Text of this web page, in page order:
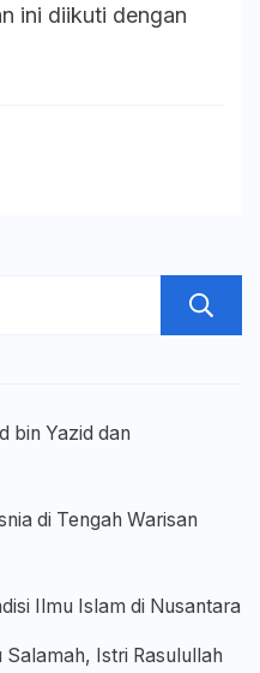
Antusias
ini diikuti dengan
bin Yazid dan
di Tengah Warisan
Ilmu Islam di Nusantara
Istri Rasulullah